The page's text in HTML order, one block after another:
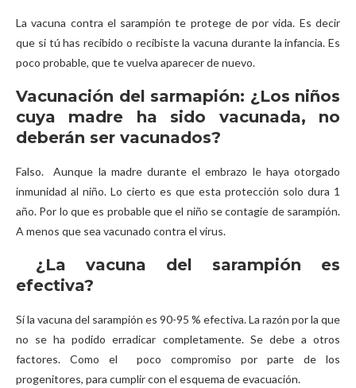
La vacuna contra el sarampión te protege de por vida. Es decir
que si tú has recibido o recibiste la vacuna durante la infancia. Es
poco probable, que te vuelva aparecer de nuevo.
Vacunación del sarmapión: ¿Los niños
cuya madre ha sido vacunada, no
deberán ser vacunados?
Falso. Aunque la madre durante el embrazo le haya otorgado
inmunidad al niño. Lo cierto es que esta protección solo dura 1
año. Por lo que es probable que el niño se contagie de sarampión.
A menos que sea vacunado contra el virus.
¿La vacuna del sarampión es
efectiva?
Sí la vacuna del sarampión es 90-95 % efectiva. La razón por la que
no se ha podido erradicar completamente. Se debe a otros
factores. Como el poco compromiso por parte de los
progenitores, para cumplir con el esquema de evacuación.